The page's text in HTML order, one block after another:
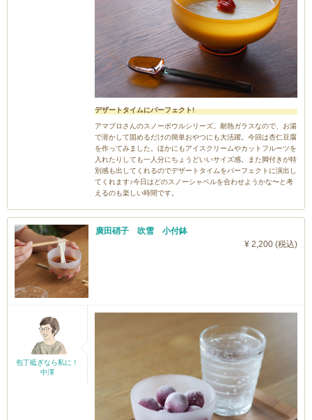
デザートタイムにパーフェクト!
アマブロさんのスノーボウルシリーズ。耐熱ガラスなので、お湯
で溶かして固めるだけの簡単おやつにも大活躍。今回は杏仁豆腐
を作ってみました。ほかにもアイスクリームやカットフルーツを
入れたりしても一人分にちょうどいいサイズ感。また脚付きが特
別感も出してくれるのでデザートタイムをパーフェクトに演出し
てくれます♪今日はどのスノーシャベルを合わせようかな〜と考
えるのも楽しい時間です。
廣田硝子 吹雪 小付鉢
¥ 2,200 (税込)
包丁砥ぎなら私に！
中澤